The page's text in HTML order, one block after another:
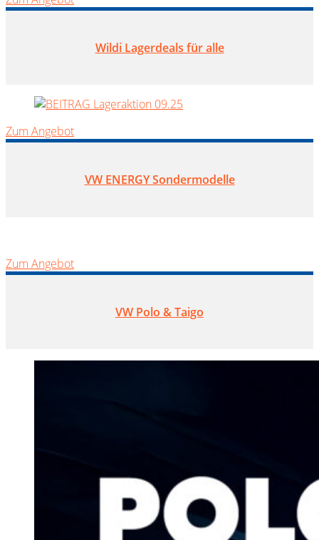
Wildi Lagerdeals für alle
Zum Angebot
VW ENERGY Sondermodelle
Zum Angebot
VW Polo & Taigo